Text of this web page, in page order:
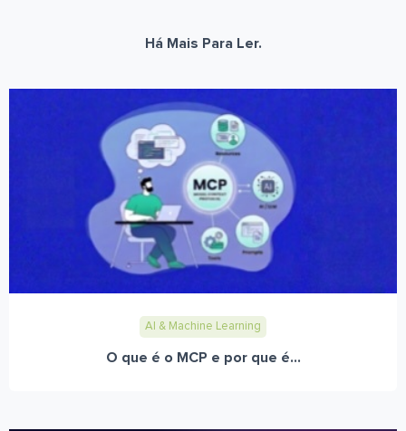
Há Mais Para Ler.
AI & Machine Learning
O que é o MCP e por que é...